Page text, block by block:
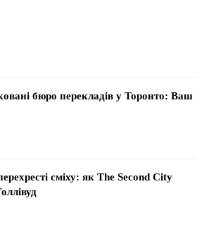
бюро перекладів у Торонто: Ваш
сміху: як The Second City